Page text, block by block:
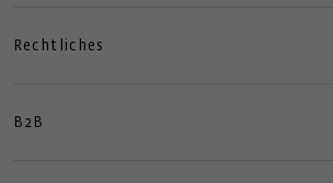
Rechtliches
B2B